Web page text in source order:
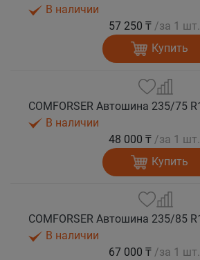
В наличии
57 250 ₸ /за 1 шт.
Купить
В наличии
48 000 ₸ /за 1 шт.
Купить
В наличии
67 000 ₸ /за 1 шт.